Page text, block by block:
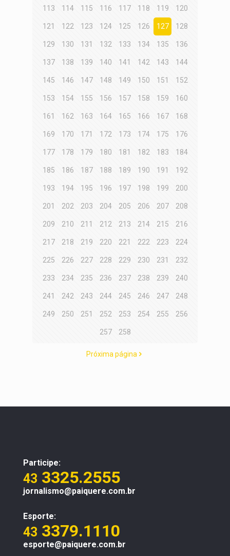
113 114 115 116 117 118 119 120
121 122 123 124 125 126 127 128
129 130 131 132 133 134 135 136
137 138 139 140 141 142 143 144
145 146 147 148 149 150 151 152
153 154 155 156 157 158 159 160
161 162 163 164 165 166 167 168
169 170 171 172 173 174 175 176
177 178 179 180 181 182 183 184
185 186 187 188 189 190 191 192
193 194 195 196 197 198 199 200
201 202 203 204 205 206 207 208
209 210 211 212 213 214 215 216
217 218 219 220 221 222 223 224
225 226 227 228 229 230 231 232
233 234 235 236 237 238 239 240
241 242 243 244 245 246 247 248
249 250 251 252 253 254 255 256
257 258
Próxima página
Participe:
43 3325.2555
jornalismo@paiquere.com.br
Esporte:
43 3379.1110
esporte@paiquere.com.br